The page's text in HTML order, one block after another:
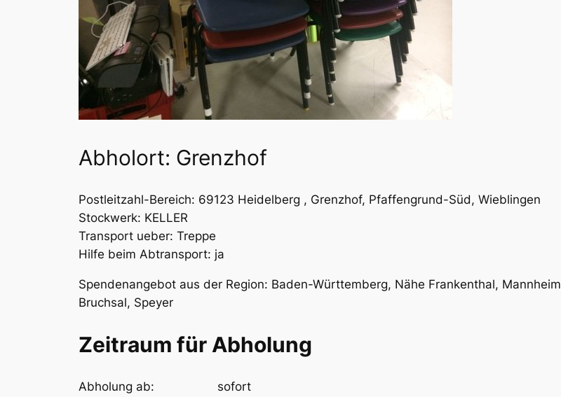
Abholort: Grenzhof
Postleitzahl-Bereich: 69123 Heidelberg , Grenzhof, Pfaffengrund-Süd, Wieblingen
Stockwerk: KELLER
Transport ueber: Treppe
Hilfe beim Abtransport: ja
Spendenangebot aus der Region: Baden-Württemberg, Nähe Frankenthal,
Bruchsal, Speyer
Zeitraum für Abholung
Abholung ab: sofort